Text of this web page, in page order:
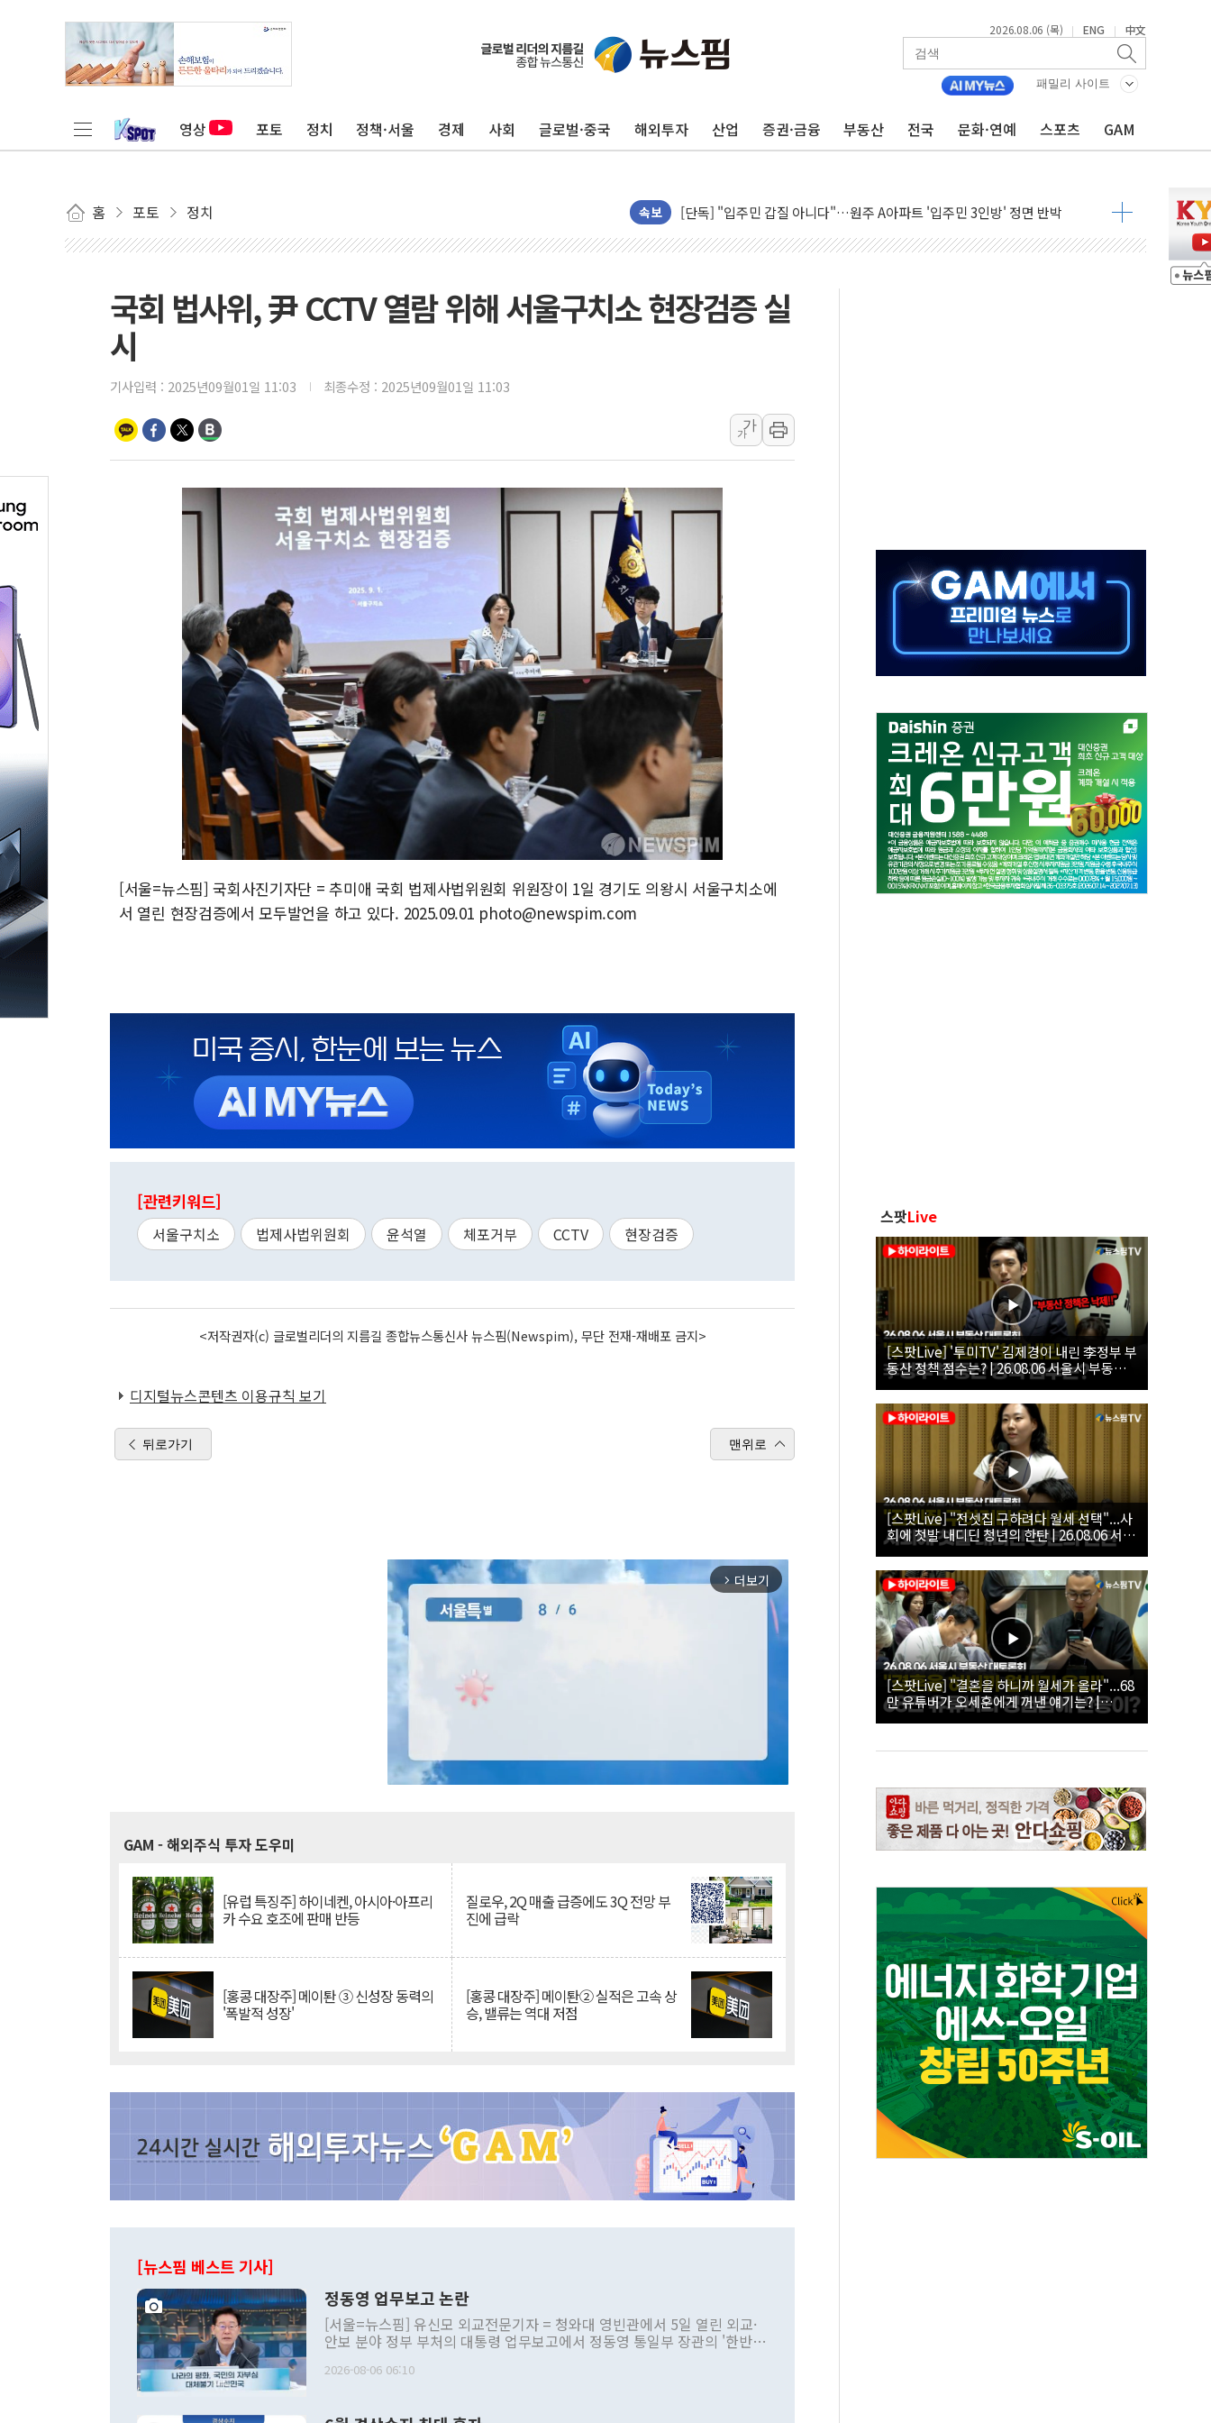
2026.08.06 (목) | ENG | 中文
패밀리 사이트
영상 포토 정치 정책·서울 경제 사회 글로벌·중국 해외투자 산업 증권·금융 부동산 전국 문화·연예 스포츠 GAM
홈 포토 정치 속보
에이루트, 글로벌 리테일 박람회서 신규 채널 확보
[뉴스핌 뉴스레터 Today ANDA] 8월 6일
해군, 독도 인근서 동해영토수호훈련 비공개 실시
여권 내부서도 제기되는 레버리지 책임론…정청래·조국, 김민석·靑에 공세
중국 최신판 '달(月) 지질도' 완성...달 어디에 어떤 광물이 있나 한눈에
뉴인텍, 하반기 '전력용 커패시터' 사업 확대
BGF리테일, 2분기 영업익 849억원…전년 比 22.3%↑
휴젤, 매출 2545억원·영업익 1037억원…상반기 역대 최대
서울 아파트값 0.26%↑…상승폭 커졌지만 고가주택 밀집된 강남·서초 둔화
효성중공업, 덴마크에 초고압변압기 첫 공급...국가 전력망에 첫 입성
CJ프레시웨이, 2분기 영업익 14.2% 감소…"온라인 사업으로 성장"
구리시 입주업종 확대…'현대 테라타워 구리갈매' 공급
국회 법사위, 尹 CCTV 열람 위해 서울구치소 현장검증 실
시
기사입력 : 2025년09월01일 11:03 최종수정 : 2025년09월01일 11:03
가
가
[서울=뉴스핌] 국회사진기자단 = 추미애 국회 법제사법위원회 위원장이 1일 경기도 의왕시 서울구치소에
서 열린 현장검증에서 모두발언을 하고 있다. 2025.09.01 photo@newspim.com
[관련키워드]
서울구치소 법제사법위원회 윤석열 체포거부 CCTV 현장검증
<저작권자(c) 글로벌리더의 지름길 종합뉴스통신사 뉴스핌(Newspim), 무단 전재-재배포 금지>
디지털뉴스콘텐츠 이용규칙 보기
뒤로가기 맨위로
arrow_forward_ios 더보기
GAM - 해외주식 투자 도우미
[유럽 특징주] 하이네켄, 아시아·아프리
카 수요 호조에 판매 반등
질로우, 2Q 매출 급증에도 3Q 전망 부
진에 급락
[홍콩 대장주] 메이퇀 ③ 신성장 동력의
'폭발적 성장'
[홍콩 대장주] 메이퇀② 실적은 고속 상
승, 밸류는 역대 저점
[뉴스핌 베스트 기사]
정동영 업무보고 논란
[서울=뉴스핌] 유신모 외교전문기자 = 청와대 영빈관에서 5일 열린 외교·
안보 분야 정부 부처의 대통령 업무보고에서 정동영 통일부 장관의 '한반도
발언 중에는 정부 내 조율을 거치지 않은 사안을 정책으로 추진하겠다고 공
2026-08-06 06:10
스팟Live
[스팟Live] '투미TV' 김제경이 내린 李정부 부
동산 정책 점수는? | 26.08.06 서울시 부동산
대토론회
[스팟Live] "전셋집 구하려다 월세 선택"...사
회에 첫발 내디딘 청년의 한탄 | 26.08.06 서울
시 부동산 대토론회
[스팟Live] "결혼을 하니까 월세가 올라"...68
만 유튜버가 오세훈에게 꺼낸 얘기는? |
26.08.06 서울시 부동산 대토론회